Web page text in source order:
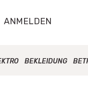
ANMELDEN
BEKLEIDUNG